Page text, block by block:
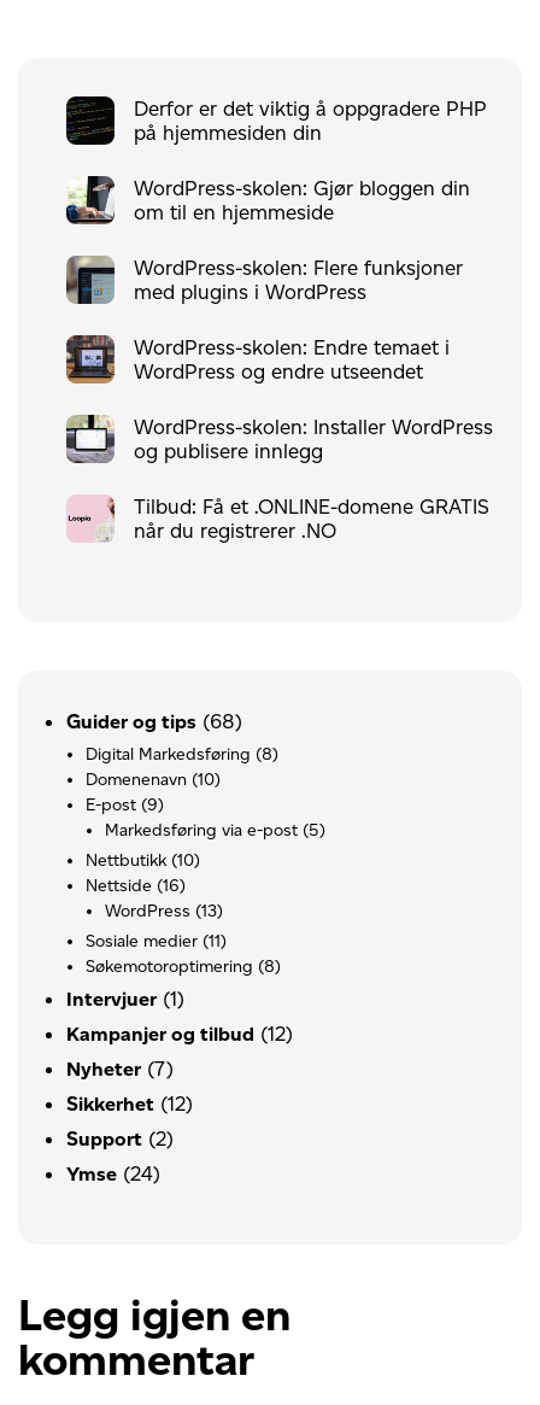
Derfor er det viktig å oppgradere PHP
på hjemmesiden din
WordPress-skolen: Gjør bloggen din
om til en hjemmeside
WordPress-skolen: Flere funksjoner
med plugins i WordPress
WordPress-skolen: Endre temaet i
WordPress og endre utseendet
WordPress-skolen: Installer WordPress
og publisere innlegg
Tilbud: Få et .ONLINE-domene GRATIS
når du registrerer .NO
Guider og tips (68)
Digital Markedsføring (8)
Domenenavn (10)
E-post (9)
Markedsføring via e-post (5)
Nettbutikk(10)
Nettside (16)
WordPress (13)
Sosiale medier (11)
Søkemotoroptimering (8)
Intervjuer (1)
Kampanjer og tilbud (12)
Nyheter (7)
Sikkerhet (12)
Support (2)
Ymse (24)
Legg igjen en
kommentar